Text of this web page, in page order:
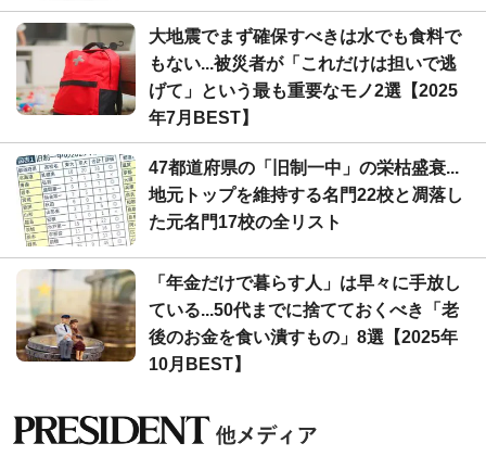
大地震でまず確保すべきは水でも食料で
もない...被災者が「これだけは担いで逃
げて」という最も重要なモノ2選【2025
年7月BEST】
47都道府県の「旧制一中」の栄枯盛衰...
地元トップを維持する名門22校と凋落し
た元名門17校の全リスト
「年金だけで暮らす人」は早々に手放し
ている...50代までに捨てておくべき「老
後のお金を食い潰すもの」8選【2025年
10月BEST】